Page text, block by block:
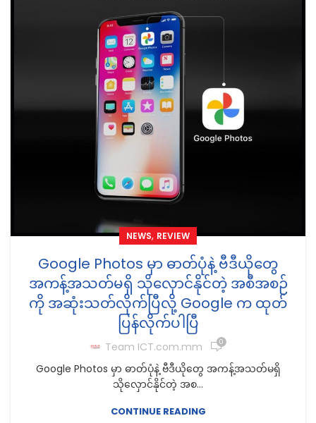
NEWS, REVIEW
Google Photos မှာ ဓာတ်ပုံနဲ့ ဗီဒီယိုတွေ
အကန့်အသတ်မရှိ သိုလှောင်နိုင်တဲ့ အစီအစဉ်
ကို အဆုံးသတ်လိုက်ပြီလို့ Google က ထုတ်
ပြန်လိုက်ပါပြီ
Team ICT.com.mm 0
Google Photos မှာ ဓာတ်ပုံနဲ့ ဗီဒီယိုတွေ အကန့်အသတ်မရှိ
သိုလှောင်နိုင်တဲ့ အစ...
CONTINUE READING